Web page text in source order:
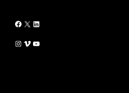
Flippermusic Facebook Flippermusic Twitter
Flippermusic Linkedin
Flippermusic Instagram Flippermusic Vimeo flippermusic YouTube